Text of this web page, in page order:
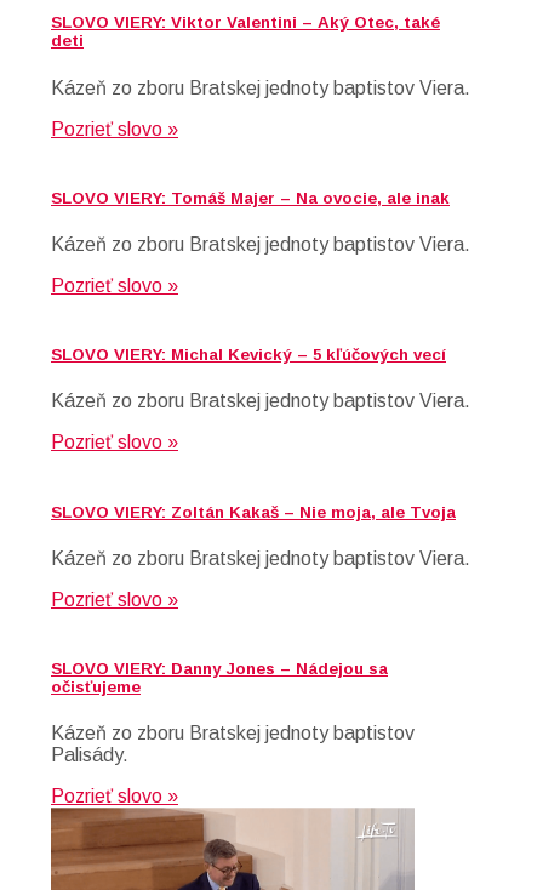
SLOVO VIERY: Viktor Valentini – Aký Otec, také
deti
Kázeň zo zboru Bratskej jednoty baptistov Viera.
Pozrieť slovo »
SLOVO VIERY: Tomáš Majer – Na ovocie, ale inak
Kázeň zo zboru Bratskej jednoty baptistov Viera.
Pozrieť slovo »
SLOVO VIERY: Michal Kevický – 5 kľúčových vecí
Kázeň zo zboru Bratskej jednoty baptistov Viera.
Pozrieť slovo »
SLOVO VIERY: Zoltán Kakaš – Nie moja, ale Tvoja
Kázeň zo zboru Bratskej jednoty baptistov Viera.
Pozrieť slovo »
SLOVO VIERY: Danny Jones – Nádejou sa
očisťujeme
Kázeň zo zboru Bratskej jednoty baptistov
Palisády.
Pozrieť slovo »